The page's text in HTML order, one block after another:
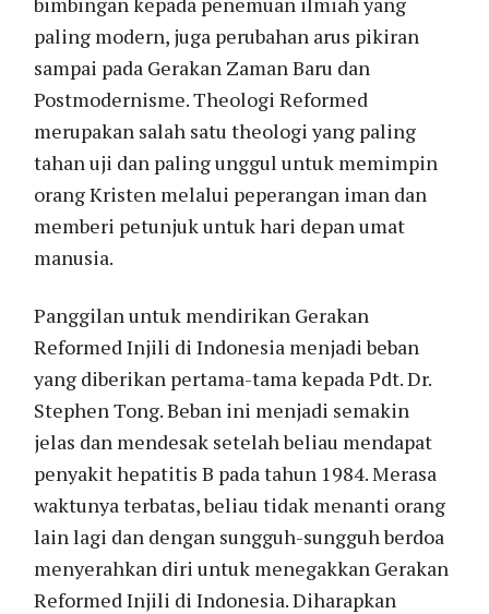
paling modern, juga perubahan arus pikiran
sampai pada Gerakan Zaman Baru dan
Postmodernisme. Theologi Reformed
merupakan salah satu theologi yang paling
tahan uji dan paling unggul untuk memimpin
orang Kristen melalui peperangan iman dan
memberi petunjuk untuk hari depan umat
manusia.
Panggilan untuk mendirikan Gerakan
Reformed Injili di Indonesia menjadi beban
yang diberikan pertama-tama kepada Pdt. Dr.
Stephen Tong. Beban ini menjadi semakin
jelas dan mendesak setelah beliau mendapat
penyakit hepatitis B pada tahun 1984. Merasa
waktunya terbatas, beliau tidak menanti orang
lain lagi dan dengan sungguh-sungguh berdoa
menyerahkan diri untuk menegakkan Gerakan
Reformed Injili di Indonesia. Diharapkan